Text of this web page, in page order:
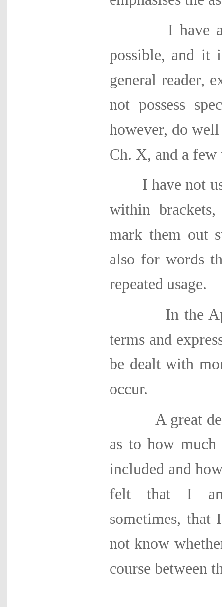
I have
possible, and it
general reader,
not possess
however, do
Ch. X, and a
I have not
within
mark them out
also for words
repeated usage.
In the
terms and
be dealt with
occur.
A great deal
as to how
included and
felt that I am
sometimes,
not know
course between